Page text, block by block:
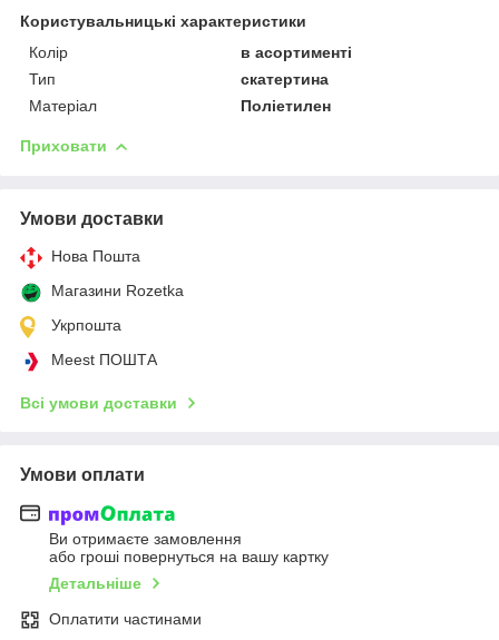
Користувальницькі характеристики
Колір
в асортименті
Тип
скатертина
Матеріал
Поліетилен
Приховати
Умови доставки
Нова Пошта
Магазини Rozetka
Укрпошта
Meest ПОШТА
Всі умови доставки
Умови оплати
Ви отримаєте замовлення
або гроші повернуться на вашу картку
Детальніше
Оплатити частинами